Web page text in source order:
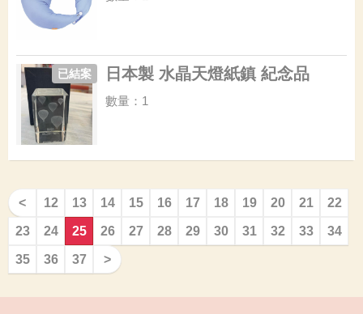
日本製 水晶天燈紙鎮 紀念品
已結案
數量：1
< 12 13 14 15 16 17 18 19 20 21 22
23 24 25 26 27 28 29 30 31 32 33 34
35 36 37 >